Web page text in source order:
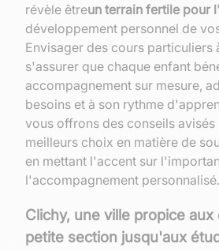
révèle êtreun terrain fertile pour
développement personnel de
Envisager des cours particuliers
s'assurer que chaque enfant
accompagnement sur mesure,
besoins et à son rythme
vous offrons des conseils
meilleurs choix en matière de
en mettant l'accent sur
l'accompagnement personnalisé.
Clichy, une ville propice aux
petite section jusqu'aux